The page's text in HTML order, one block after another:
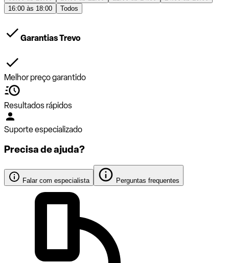
16:00 às 18:00
Todos
Garantias Trevo
Melhor preço garantido
Resultados rápidos
Suporte especializado
Precisa de ajuda?
Falar com especialista Perguntas frequentes